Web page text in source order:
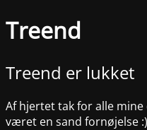
Treend
Treend er lukket
Af hjertet tak for alle
været en sand fornøjelse :)